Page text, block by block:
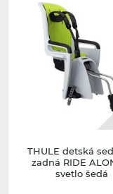
THULE detská
zadná RIDE
svetlo šedá